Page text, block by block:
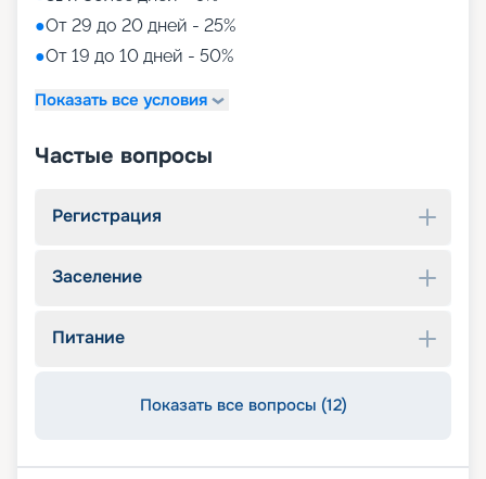
●От 29 до 20 дней - 25%
●От 19 до 10 дней - 50%
Показать все условия
Частые вопросы
Регистрация
Заселение
Питание
Показать все вопросы (12)